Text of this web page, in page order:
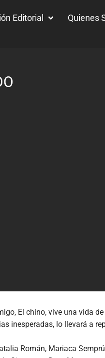
Editorial Quienes
El chino, vive una vida
inesperadas, lo llevará a
Román, Mariaca